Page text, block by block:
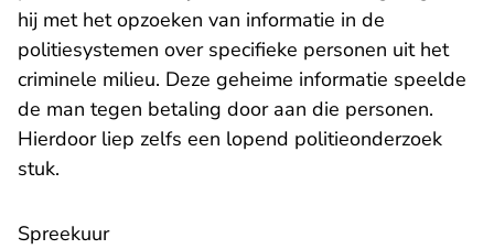
hij met het opzoeken van informatie in de
politiesystemen over specifieke personen uit het
criminele milieu. Deze geheime informatie speelde
de man tegen betaling door aan die personen.
Hierdoor liep zelfs een lopend politieonderzoek
stuk.
Spreekuur